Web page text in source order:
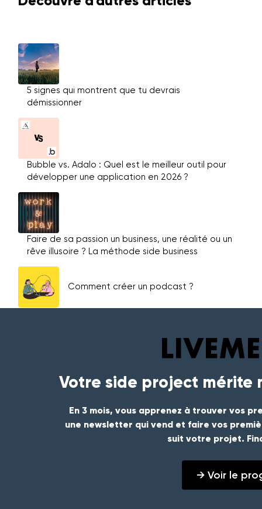
5 signes qui montrent que tu devrais
démissionner
Bubble vs. Adalo : Quel est le meilleur outil pour
développer une application en 2026 ?
Faire de sa passion un business, une réalité ou un
rêve illusoire ? La méthode side business
Comment créer un podcast ?
Votre side project mérite
En 3 mois, vous apprenez à trouver vos
une newsletter qui vend et faire vos
suit votre projet.
→ Voir le